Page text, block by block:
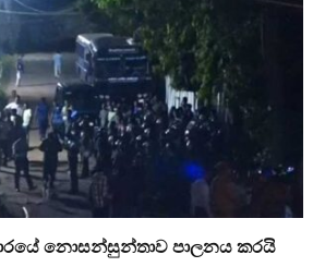
නොසන්සුන්තාව පාලනය කරයි